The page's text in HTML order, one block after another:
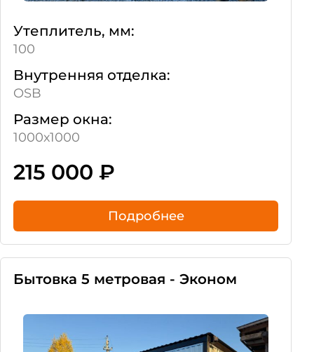
Утеплитель, мм:
100
Внутренняя отделка:
OSB
Размер окна:
1000х1000
215 000 ₽
Подробнее
Бытовка 5 метровая - Эконом